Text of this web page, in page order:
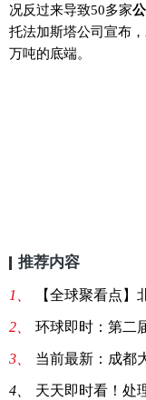
况反过来导致50多家
托法加斯塔公司宣布
万吨的底端。
推荐内容
1、 【全球聚看点】北京
2、 环球即时：第二届
3、 当前最新：成都大通
4、 天天即时看！处理期满